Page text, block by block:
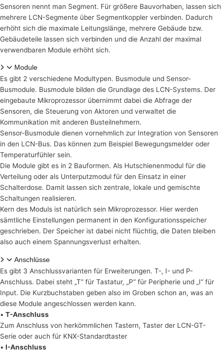
Sensoren nennt man Segment. Für größere Bauvorhaben, lassen sich
mehrere LCN-Segmente über Segmentkoppler verbinden. Dadurch
erhöht sich die maximale Leitungslänge, mehrere Gebäude bzw.
Gebäudeteile lassen sich verbinden und die Anzahl der maximal
verwendbaren Module erhöht sich.
Module
Es gibt 2 verschiedene Modultypen. Busmodule und Sensor-
Busmodule. Busmodule bilden die Grundlage des LCN-Systems. Der
eingebaute Mikroprozessor übernimmt dabei die Abfrage der
Sensoren, die Steuerung von Aktoren und verwaltet die
Kommunikation mit anderen Busteilnehmern.
Sensor-Busmodule dienen vornehmlich zur Integration von Sensoren
in den LCN-Bus. Das können zum Beispiel Bewegungsmelder oder
Temperaturfühler sein.
Die Module gibt es in 2 Bauformen. Als Hutschienenmodul für die
Verteilung oder als Unterputzmodul für den Einsatz in einer
Schalterdose. Damit lassen sich zentrale, lokale und gemischte
Schaltungen realisieren.
Kern des Moduls ist natürlich sein Mikroprozessor. Hier werden
sämtliche Einstellungen permanent in den Konfigurationsspeicher
geschrieben. Der Speicher ist dabei nicht flüchtig, die Daten bleiben
also auch einem Spannungsverlust erhalten.
Anschlüsse
Es gibt 3 Anschlussvarianten für Erweiterungen. T-, I- und P-
Anschluss. Dabei steht „T“ für Tastatur, „P“ für Peripherie und „I“ für
Input. Die Kurzbuchstaben geben also im Groben schon an, was an
diese Module angeschlossen werden kann.
• T-Anschluss
Zum Anschluss von herkömmlichen Tastern, Taster der LCN-GT-
Serie oder auch für KNX-Standardtaster
• I-Anschluss